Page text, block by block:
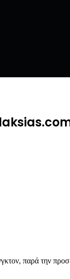
παρά την